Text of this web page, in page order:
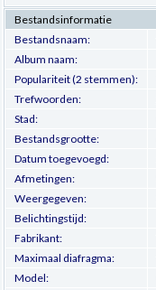
Bestandsinformatie
Bestandsnaam:
Album naam:
Populariteit (2 stemmen):
Trefwoorden:
Stad:
Bestandsgrootte:
Datum toegevoegd:
Afmetingen:
Weergegeven:
Belichtingstijd:
Fabrikant:
Maximaal diafragma:
Model: